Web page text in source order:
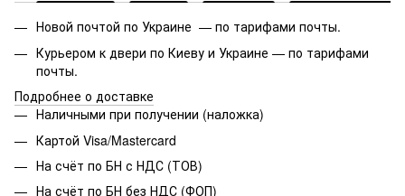
Новой почтой по Украине — по тарифами почты.
Курьером к двери по Киеву и Украине — по тарифами
почты.
Подробнее о доставке
Наличными при получении (наложка)
Картой Visa/Mastercard
На счёт по БН с НДС (ТОВ)
На счёт по БН без НДС (ФОП)